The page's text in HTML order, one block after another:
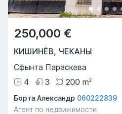
250,000 €
КИШИНЁВ, ЧЕКАНЫ
Сфынта Параскева
4
3 200 m2
Борта Александр 060222839
Агент по недвижимости